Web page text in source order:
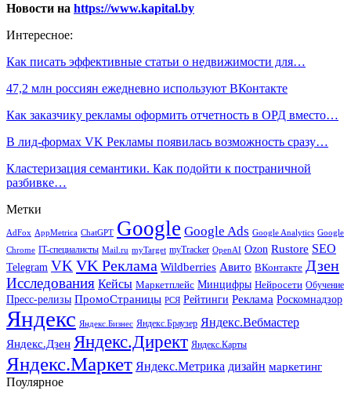
Новости на https://www.kapital.by
Интересное:
Как писать эффективные статьи о недвижимости для…
47,2 млн россиян ежедневно используют ВКонтакте
Как заказчику рекламы оформить отчетность в ОРД вместо…
В лид-формах VK Рекламы появилась возможность сразу…
Кластеризация семантики. Как подойти к постраничной
разбивке…
Метки
AdFox AppMetrica ChatGPT Google Google Ads Google Analytics Google
Chrome IT-специалисты Mail.ru myTarget myTracker OpenAI Ozon Rustore SEO
Telegram VK VK Реклама Wildberries Авито ВКонтакте Дзен
Исследования Кейсы Маркетплейс Минцифры Нейросети Обучение
Пресс-релизы ПромоСтраницы РСЯ Рейтинги Реклама Роскомнадзор
Яндекс Яндекс.Бизнес Яндекс.Браузер Яндекс.Вебмастер
Яндекс.Дзен Яндекс.Директ Яндекс.Карты
Яндекс.Маркет Яндекс.Метрика дизайн маркетинг
Поулярное